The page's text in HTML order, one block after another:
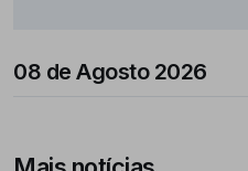
08 de Agosto 2026